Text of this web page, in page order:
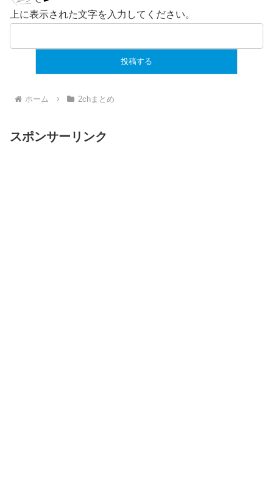
上に表示された文字を入力してください。
ホーム 2chまとめ
スポンサーリンク